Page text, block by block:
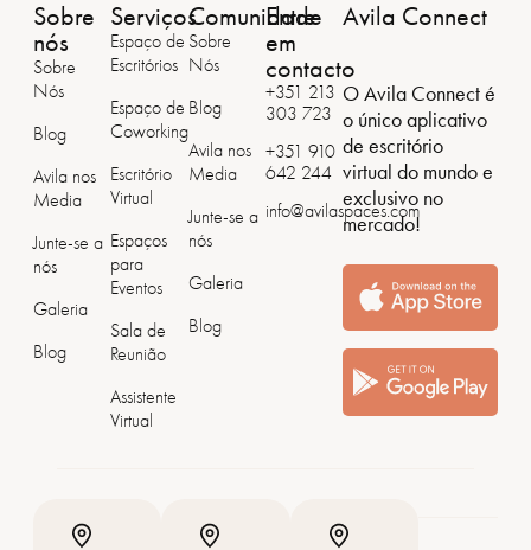
Sobre
nós
Sobre
Nós
Blog
Avila nos
Media
Junte-se a
nós
Galeria
Blog
Serviços
Espaço de
Escritórios
Espaço de
Coworking
Escritório
Virtual
Espaços
para
Eventos
Sala de
Reunião
Assistente
Virtual
Comunidade
Sobre
Nós
Blog
Avila nos
Media
Junte-se a
nós
Galeria
Blog
Entre
em
contacto
+351 213
303 723
+351 ‭910
642 244
info@avilaspaces.com
Avila Connect
O Avila Connect é
o único aplicativo
de escritório
virtual do mundo e
exclusivo no
mercado!